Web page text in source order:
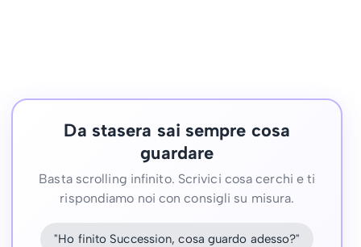
Da stasera sai sempre cosa
guardare
Basta scrolling infinito. Scrivici cosa cerchi e ti
rispondiamo noi con consigli su misura.
"Ho finito Succession, cosa guardo adesso?"